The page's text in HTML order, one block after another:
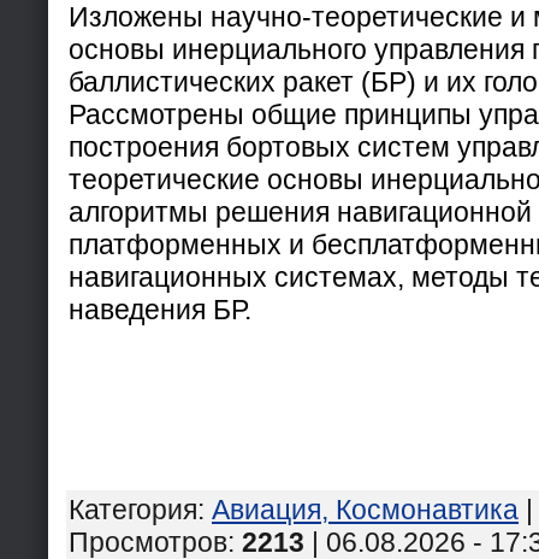
Изложены научно-теоретические и
основы инерциального управления
баллистических ракет (БР) и их
Рассмотрены общие принципы
построения бортовых систем
теоретические основы
алгоритмы решения навигационной
платформенных и
навигационных системах, методы
наведения БР.
Категория: Авиация, Космонавтика |
Просмотров: 2213 | 06.08.2026 -